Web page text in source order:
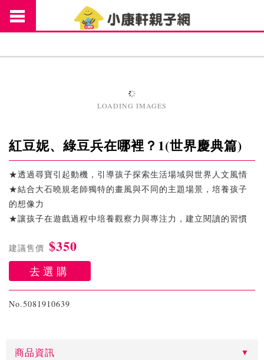
LOADING IMAGES
紅豆妮、綠豆兵在哪裡？1(世界慶典篇)
★透過尋寶引起動機，引導孩子探索生活場域與世界人文風情
★結合大石曉規老師獨特的畫風與不同的主題場景，培養孩子
的想像力
★讓孩子在遊戲過程中培養觀察力與專注力，建立閱讀的習慣
建議售價 $350
去選購
No.5081910639
商品資訊